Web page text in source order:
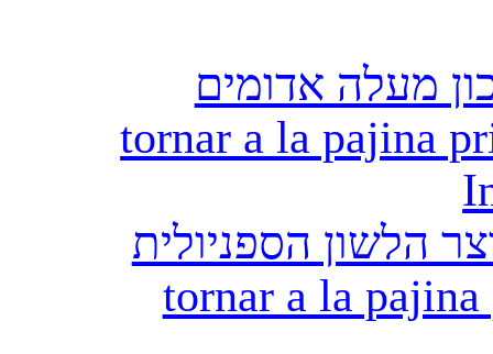
מעלה אדומים
tornar a la pajina
הלשון הספניולית
tornar a la